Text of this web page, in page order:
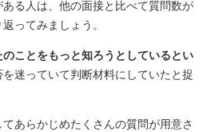
る人は、他の面接と比べて質問数が
ってみましょう。
ことをもっと知ろうとしているとい
を迷っていて判断材料にしていたと捉
あらかじめたくさんの質問が用意さ